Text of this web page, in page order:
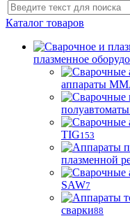
Каталог товаров
плазменное
аппараты
TIG153
плазменной
SAW7
сварки88